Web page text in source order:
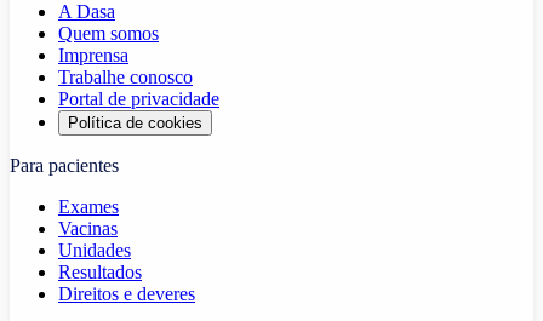
A Dasa
Quem somos
Imprensa
Trabalhe conosco
Portal de privacidade
Política de cookies
Para pacientes
Exames
Vacinas
Unidades
Resultados
Direitos e deveres